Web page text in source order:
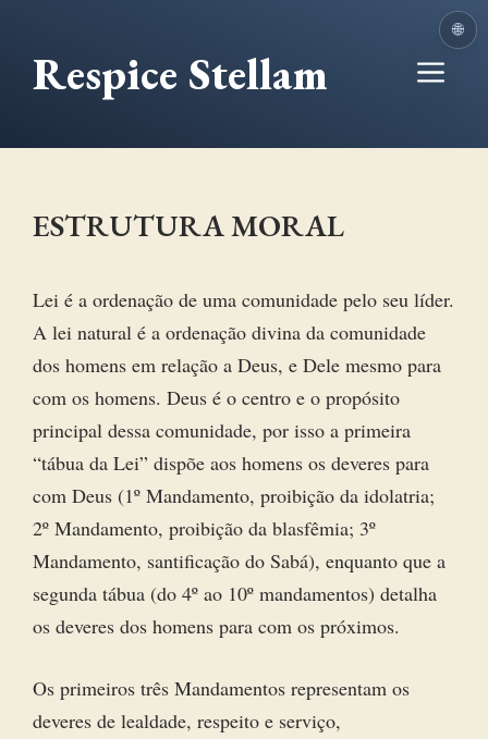
🌐
Respice Stellam
ESTRUTURA MORAL
Lei é a ordenação de uma comunidade pelo seu líder.
A lei natural é a ordenação divina da comunidade
dos homens em relação a Deus, e Dele mesmo para
com os homens. Deus é o centro e o propósito
principal dessa comunidade, por isso a primeira
“tábua da Lei” dispõe aos homens os deveres para
com Deus (1º Mandamento, proibição da idolatria;
2º Mandamento, proibição da blasfêmia; 3º
Mandamento, santificação do Sabá), enquanto que a
segunda tábua (do 4º ao 10º mandamentos) detalha
os deveres dos homens para com os próximos.
Os primeiros três Mandamentos representam os
deveres de lealdade, respeito e serviço,